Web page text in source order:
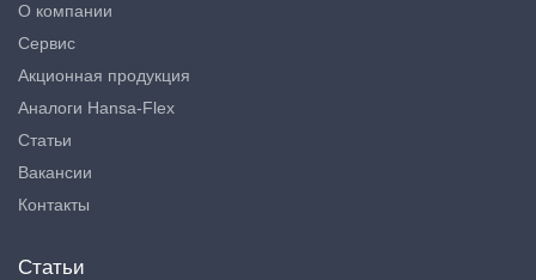
О компании
Сервис
Акционная продукция
Аналоги Hansa-Flex
Статьи
Вакансии
Контакты
Статьи